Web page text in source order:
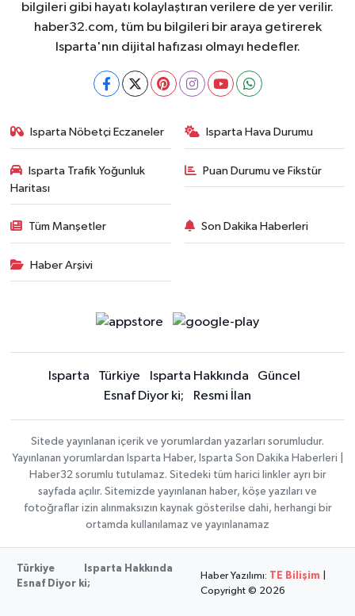
bilgileri gibi hayatı kolaylaştıran verilere de yer verilir.
haber32.com, tüm bu bilgileri bir araya getirerek
Isparta'nın dijital hafızası olmayı hedefler.
Isparta Nöbetçi Eczaneler Isparta Hava Durumu
Isparta Trafik Yoğunluk
Haritası
Puan Durumu ve Fikstür
Tüm Manşetler Son Dakika Haberleri
Haber Arşivi
Isparta Türkiye Isparta Hakkında
Güncel
Esnaf Diyor ki;
Resmi İlan
Sitede yayınlanan içerik ve yorumlardan yazarları sorumludur.
Yayınlanan yorumlardan Isparta Haber, Isparta Son Dakika Haberleri |
Haber32 sorumlu tutulamaz. Sitedeki tüm harici linkler ayrı bir
sayfada açılır. Sitemizde yayınlanan haber, köşe yazıları ve
fotoğraflar izin alınmaksızın kaynak gösterilse dahi, herhangi bir
ortamda kullanılamaz ve yayınlanamaz
Türkiye
Isparta Hakkında
Esnaf Diyor ki;
Haber Yazılımı: TE Bilişim
Copyright © 2026